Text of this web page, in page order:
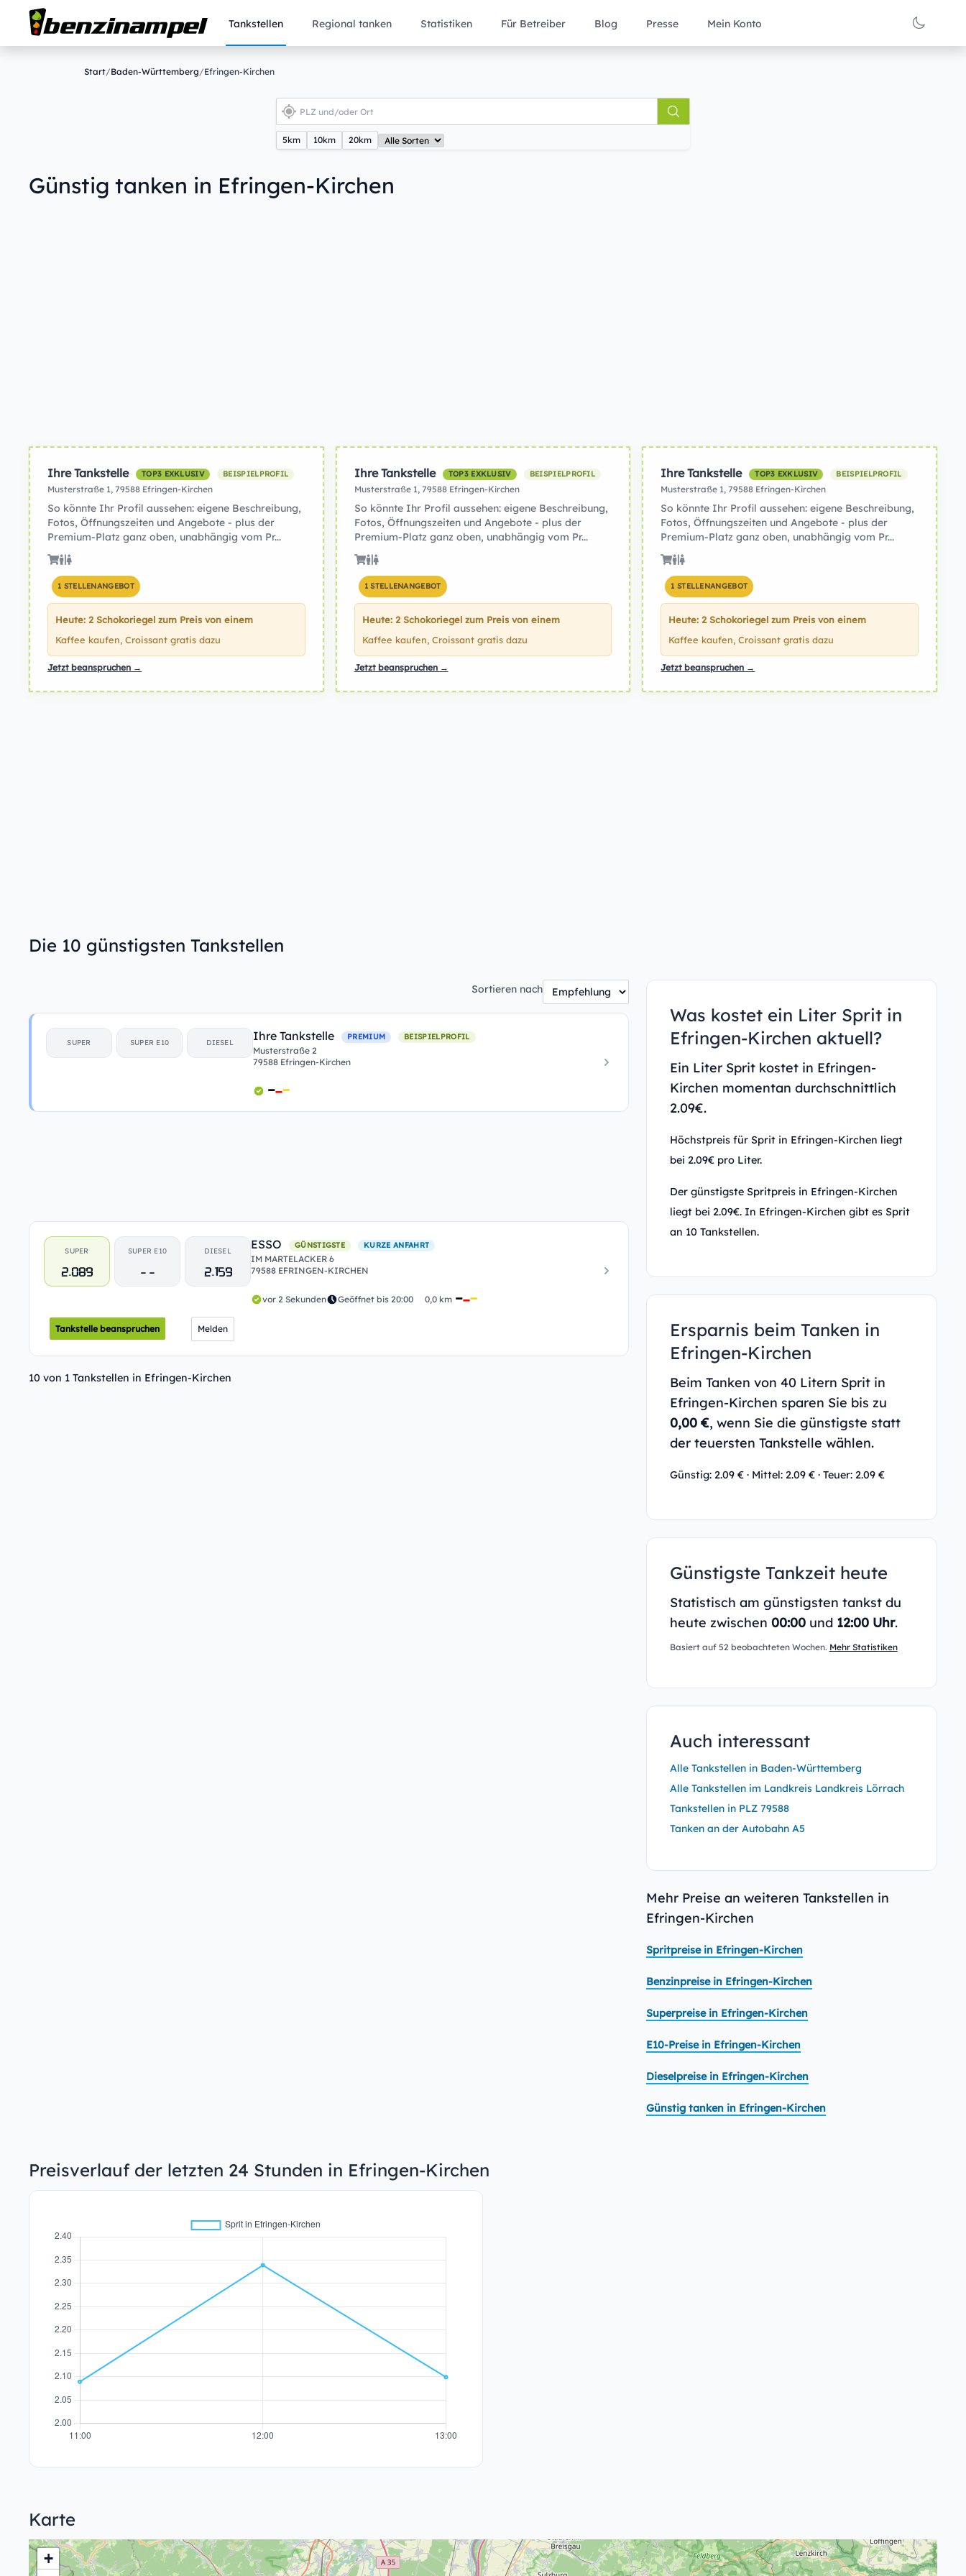
Tankstellen Regional tanken Statistiken Für Betreiber Blog Presse Mein Konto
Start/Baden-Württemberg/Efringen-Kirchen
5km 10km 20km
Günstig tanken in Efringen-Kirchen
Ihre Tankstelle TOP3 EXKLUSIV BEISPIELPROFIL
Musterstraße 1, 79588 Efringen-Kirchen
So könnte Ihr Profil aussehen: eigene Beschreibung,
Fotos, Öffnungszeiten und Angebote - plus der
Premium-Platz ganz oben, unabhängig vom Pr...
1 STELLENANGEBOT
Heute: 2 Schokoriegel zum Preis von einem
Kaffee kaufen, Croissant gratis dazu
Jetzt beanspruchen →
Ihre Tankstelle TOP3 EXKLUSIV BEISPIELPROFIL
Musterstraße 1, 79588 Efringen-Kirchen
So könnte Ihr Profil aussehen: eigene Beschreibung,
Fotos, Öffnungszeiten und Angebote - plus der
Premium-Platz ganz oben, unabhängig vom Pr...
1 STELLENANGEBOT
Heute: 2 Schokoriegel zum Preis von einem
Kaffee kaufen, Croissant gratis dazu
Jetzt beanspruchen →
Ihre Tankstelle TOP3 EXKLUSIV BEISPIELPROFIL
Musterstraße 1, 79588 Efringen-Kirchen
So könnte Ihr Profil aussehen: eigene Beschreibung,
Fotos, Öffnungszeiten und Angebote - plus der
Premium-Platz ganz oben, unabhängig vom Pr...
1 STELLENANGEBOT
Heute: 2 Schokoriegel zum Preis von einem
Kaffee kaufen, Croissant gratis dazu
Jetzt beanspruchen →
Die 10 günstigsten Tankstellen
Sortieren nach
SUPER SUPER E10 DIESEL Ihre Tankstelle PREMIUM BEISPIELPROFIL
Musterstraße 2
79588 Efringen-Kirchen
SUPER
2.089
SUPER E10
- -
DIESEL
2.159
ESSO GÜNSTIGSTE KURZE ANFAHRT
IM MARTELACKER 6
79588 EFRINGEN-KIRCHEN
vor 2 Sekunden Geöffnet bis 20:00 0,0 km
Tankstelle beanspruchen Melden
10 von 1 Tankstellen in Efringen-Kirchen
Was kostet ein Liter Sprit in
Efringen-Kirchen aktuell?
Ein Liter Sprit kostet in Efringen-
Kirchen momentan durchschnittlich
2.09€.
Höchstpreis für Sprit in Efringen-Kirchen liegt
bei 2.09€ pro Liter.
Der günstigste Spritpreis in Efringen-Kirchen
liegt bei 2.09€. In Efringen-Kirchen gibt es Sprit
an 10 Tankstellen.
Ersparnis beim Tanken in
Efringen-Kirchen
Beim Tanken von 40 Litern Sprit in
Efringen-Kirchen sparen Sie bis zu
0,00 €, wenn Sie die günstigste statt
der teuersten Tankstelle wählen.
Günstig: 2.09 € · Mittel: 2.09 € · Teuer: 2.09 €
Günstigste Tankzeit heute
Statistisch am günstigsten tankst du
heute zwischen 00:00und 12:00 Uhr.
Basiert auf 52 beobachteten Wochen. Mehr Statistiken
Auch interessant
Alle Tankstellen in Baden-Württemberg
Alle Tankstellen im Landkreis Landkreis Lörrach
Tankstellen in PLZ 79588
Tanken an der Autobahn A5
Mehr Preise an weiteren Tankstellen in
Efringen-Kirchen
Spritpreise in Efringen-Kirchen
Benzinpreise in Efringen-Kirchen
Superpreise in Efringen-Kirchen
E10-Preise in Efringen-Kirchen
Dieselpreise in Efringen-Kirchen
Günstig tanken in Efringen-Kirchen
Preisverlauf der letzten 24 Stunden in Efringen-Kirchen
Karte
+